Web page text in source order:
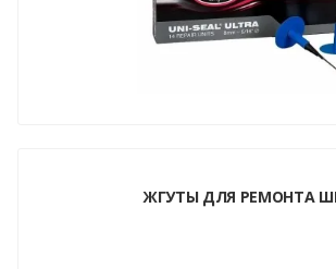
ЖГУТЫ ДЛЯ РЕМОНТА